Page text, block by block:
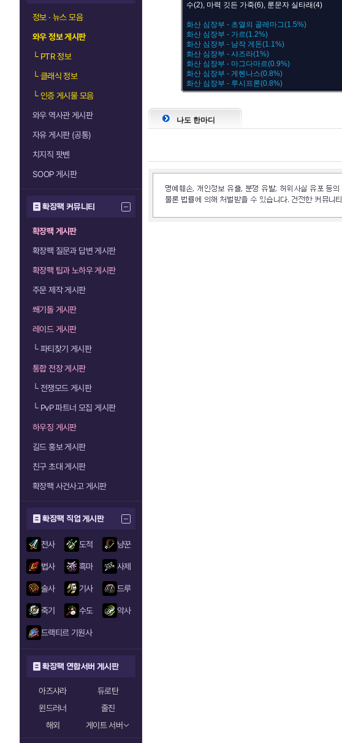
정보 · 뉴스 모음
와우 정보 게시판
└PTR 정보
└클래식 정보
└인증 게시물 모음
와우 역사관 게시판
자유 게시판 (공통)
치지직 팟벤
SOOP 게시판
확장팩 커뮤니티
확장팩 게시판
확장팩 질문과 답변 게시판
확장팩 팁과 노하우 게시판
주문 제작 게시판
쐐기돌 게시판
레이드 게시판
└파티찾기 게시판
통합 전장 게시판
└전쟁모드 게시판
└PvP 파트너 모집 게시판
하우징 게시판
길드 홍보 게시판
친구 초대 게시판
확장팩 사건사고 게시판
확장팩 직업 게시판
전사 도적 냥꾼
법사 흑마 사제
술사 기사 드루
죽기 수도 악사
드랙티르 기원사
확장팩 연합서버 게시판
아즈샤라
듀로탄
윈드러너
줄진
해외
게이트 서버
수(2), 마력 깃든 가죽(6), 룬문자 실타래(4)
화산 심장부 - 초열의 골레마그(1.5%)
화산 심장부 - 가르(1.2%)
화산 심장부 - 남작 게돈(1.1%)
화산 심장부 - 샤즈라(1%)
화산 심장부 - 마그다마르(0.9%)
화산 심장부 - 게헨나스(0.8%)
화산 심장부 - 루시프론(0.8%)
나도 한마디